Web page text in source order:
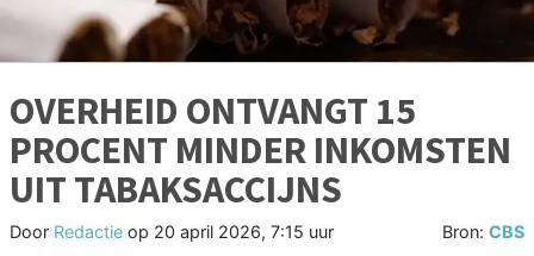
OVERHEID ONTVANGT 15
PROCENT MINDER INKOMSTEN
UIT TABAKSACCIJNS
Door Redactie op 20 april 2026, 7:15 uur Bron: CBS